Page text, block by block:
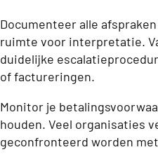
Documenteer alle
ruimte voor interpretatie.
duidelijke
of factureringen.
Monitor je
houden. Veel organisaties
geconfronteerd worden